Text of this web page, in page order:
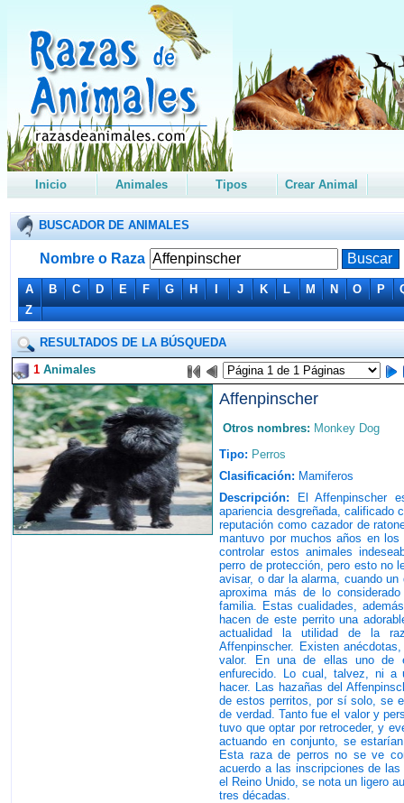
Inicio Animales Tipos Crear Animal
BUSCADOR DE ANIMALES
Nombre o Raza
A B C D E F G H I J K L M N O P
Z
RESULTADOS DE LA BÚSQUEDA
1 Animales
Affenpinscher
Otros nombres: Monkey Dog
Tipo: Perros
Clasificación: Mamiferos
Descripción: El Affenpinscher
apariencia desgreñada, calificado
reputación como cazador de
mantuvo por muchos años en
controlar estos animales
perro de protección, pero esto no
avisar, o dar la alarma, cuando
aproxima más de lo
familia. Estas cualidades,
hacen de este perrito una
actualidad la utilidad de la
Affenpinscher. Existen
valor. En una de ellas uno de
enfurecido. Lo cual, talvez, ni a
hacer. Las hazañas del
de estos perritos, por sí solo, se
de verdad. Tanto fue el valor y
tuvo que optar por retroceder, y
actuando en conjunto, se
Esta raza de perros no se ve
acuerdo a las inscripciones de
el Reino Unido, se nota un ligero
tres décadas.